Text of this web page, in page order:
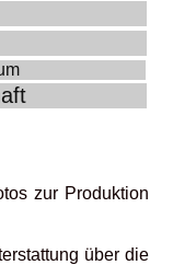
zur Produktion
über die